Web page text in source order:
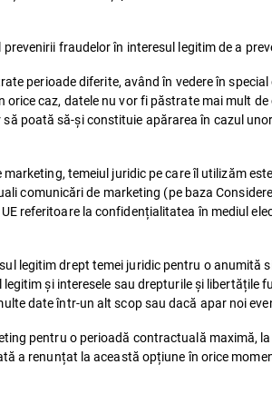
fraudelor în interesul legitim de a
perioade diferite, având în vedere în
caz, datele nu vor fi păstrate mai mult
poată să-și constituie apărarea în cazul
temeiul juridic pe care îl utilizăm
comunicări de marketing (pe baza
referitoare la confidențialitatea în mediul
legitim drept temei juridic pentru o anumită
și interesele sau drepturile și libertățile
date într-un alt scop sau dacă apar noi
pentru o perioadă contractuală maximă,
a renunțat la această opțiune în orice